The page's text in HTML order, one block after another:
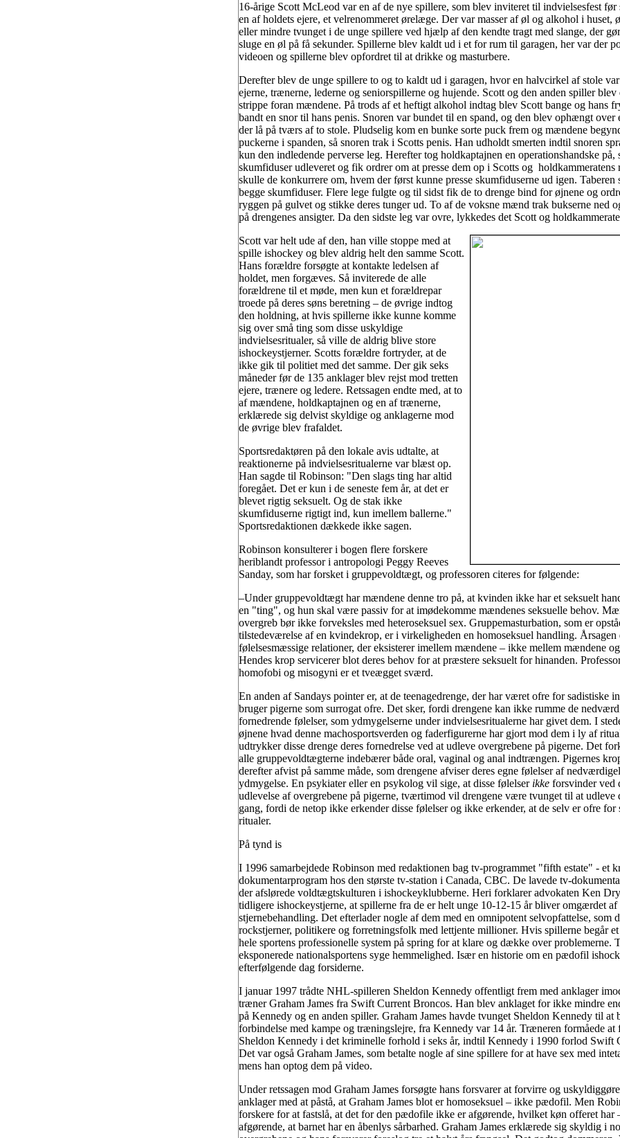
16-årige Scott McLeod var en af de nye spillere, som blev inviteret til indvielsesfest før
en af holdets ejere, et velrenommeret ørelæge. Der var masser af øl og alkohol i huset,
eller mindre tvunget i de unge spillere ved hjælp af den kendte tragt med slange, der
sluge en øl på få sekunder. Spillerne blev kaldt ud i et for rum til garagen, her var der
videoen og spillerne blev opfordret til at drikke og masturbere.
Derefter blev de unge spillere to og to kaldt ud i garagen, hvor en halvcirkel af stole
ejerne, trænerne, lederne og seniorspillerne og hujende. Scott og den anden spiller
strippe foran mændene. På trods af et heftigt alkohol indtag blev Scott bange og hans
bandt en snor til hans penis. Snoren var bundet til en spand, og den blev ophængt over
der lå på tværs af to stole. Pludselig kom en bunke sorte puck frem og mændene
puckerne i spanden, så snoren trak i Scotts penis. Han udholdt smerten indtil snoren
kun den indledende perverse leg. Herefter tog holdkaptajnen en operationshandske på,
skumfiduser udleveret og fik ordrer om at presse dem op i Scotts og holdkammeratens
skulle de konkurrere om, hvem der først kunne presse skumfiduserne ud igen. Taberen
begge skumfiduser. Flere lege fulgte og til sidst fik de to drenge bind for øjnene og
ryggen på gulvet og stikke deres tunger ud. To af de voksne mænd trak bukserne ned
på drengenes ansigter. Da den sidste leg var ovre, lykkedes det Scott og
Scott var helt ude af den, han ville stoppe med at
spille ishockey og blev aldrig helt den samme Scott.
Hans forældre forsøgte at kontakte ledelsen af
holdet, men forgæves. Så inviterede de alle
forældrene til et møde, men kun et forældrepar
troede på deres søns beretning – de øvrige indtog
den holdning, at hvis spillerne ikke kunne komme
sig over små ting som disse uskyldige
indvielsesritualer, så ville de aldrig blive store
ishockeystjerner. Scotts forældre fortryder, at de
ikke gik til politiet med det samme. Der gik seks
måneder før de 135 anklager blev rejst mod tretten
ejere, trænere og ledere. Retssagen endte med, at to
af mændene, holdkaptajnen og en af trænerne,
erklærede sig delvist skyldige og anklagerne mod
de øvrige blev frafaldet.
Sportsredaktøren på den lokale avis udtalte, at
reaktionerne på indvielsesritualerne var blæst op.
Han sagde til Robinson: "Den slags ting har altid
foregået. Det er kun i de seneste fem år, at det er
blevet rigtig seksuelt. Og de stak ikke
skumfiduserne rigtigt ind, kun imellem ballerne."
Sportsredaktionen dækkede ikke sagen.
Robinson konsulterer i bogen flere forskere
heriblandt professor i antropologi Peggy Reeves
Sanday, som har forsket i gruppevoldtægt, og professoren citeres for følgende:
–Under gruppevoldtægt har mændene denne tro på, at kvinden ikke har et seksuelt
en "ting", og hun skal være passiv for at imødekomme mændenes seksuelle behov.
overgreb bør ikke forveksles med heteroseksuel sex. Gruppemasturbation, som er
tilstedeværelse af en kvindekrop, er i virkeligheden en homoseksuel handling. Årsagen
følelsesmæssige relationer, der eksisterer imellem mændene – ikke mellem mændene
Hendes krop servicerer blot deres behov for at præstere seksuelt for hinanden.
homofobi og misogyni er et tveægget sværd.
En anden af Sandays pointer er, at de teenagedrenge, der har været ofre for sadistiske
bruger pigerne som surrogat ofre. Det sker, fordi drengene kan ikke rumme de
fornedrende følelser, som ydmygelserne under indvielsesritualerne har givet dem. I
øjnene hvad denne machosportsverden og faderfigurerne har gjort mod dem i ly af
udtrykker disse drenge deres fornedrelse ved at udleve overgrebene på pigerne. Det
alle gruppevoldtægterne indebærer både oral, vaginal og anal indtrængen. Pigernes
derefter afvist på samme måde, som drengene afviser deres egne følelser af
ydmygelse. En psykiater eller en psykolog vil sige, at disse følelser ikkeforsvinder ved
udlevelse af overgrebene på pigerne, tværtimod vil drengene være tvunget til at udleve
gang, fordi de netop ikke erkender disse følelser og ikke erkender, at de selv er ofre for
ritualer.
På tynd is
I 1996 samarbejdede Robinson med redaktionen bag tv-programmet "fifth estate" - et
dokumentarprogram hos den største tv-station i Canada, CBC. De lavede tv-
der afslørede voldtægtskulturen i ishockeyklubberne. Heri forklarer advokaten Ken
tidligere ishockeystjerne, at spillerne fra de er helt unge 10-12-15 år bliver omgærdet
stjernebehandling. Det efterlader nogle af dem med en omnipotent selvopfattelse, som
rockstjerner, politikere og forretningsfolk med lettjente millioner. Hvis spillerne begår
hele sportens professionelle system på spring for at klare og dække over problemerne.
eksponerede nationalsportens syge hemmelighed. Især en historie om en pædofil
efterfølgende dag forsiderne.
I januar 1997 trådte NHL-spilleren Sheldon Kennedy offentligt frem med anklager
træner Graham James fra Swift Current Broncos. Han blev anklaget for ikke mindre
på Kennedy og en anden spiller. Graham James havde tvunget Sheldon Kennedy til at
forbindelse med kampe og træningslejre, fra Kennedy var 14 år. Træneren formåede at
Sheldon Kennedy i det kriminelle forhold i seks år, indtil Kennedy i 1990 forlod Swift
Det var også Graham James, som betalte nogle af sine spillere for at have sex med
mens han optog dem på video.
Under retssagen mod Graham James forsøgte hans forsvarer at forvirre og
anklager med at påstå, at Graham James blot er homoseksuel – ikke pædofil. Men
forskere for at fastslå, at det for den pædofile ikke er afgørende, hvilket køn offeret har
afgørende, at barnet har en åbenlys sårbarhed. Graham James erklærede sig skyldig i